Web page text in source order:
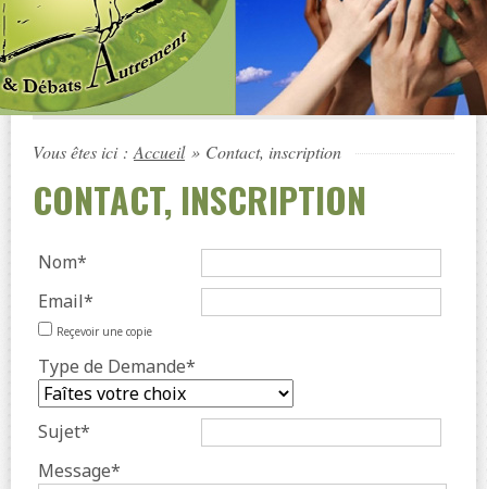
Vous êtes ici : Accueil » Contact, inscription
CONTACT, INSCRIPTION
Nom*
Email*
Reçevoir une copie
Type de Demande*
Sujet*
Message*